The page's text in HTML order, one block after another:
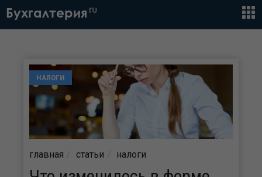
Бухгалтерия ru
НАЛОГИ
главная статьи налоги